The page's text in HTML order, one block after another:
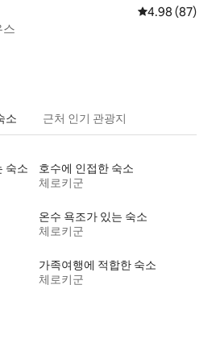
평점 4.98점(5
4.98 (87)
스
소 근처 인기 관광지
숙소
호수에 인접한 숙소
체로키군
온수 욕조가 있는 숙소
체로키군
가족여행에 적합한 숙소
체로키군